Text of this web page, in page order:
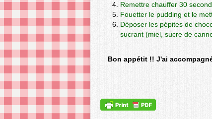
Remettre chauffer 30
Fouetter le pudding et le
Déposer les pépites de
sucrant (miel, sucre de
Bon appétit !! J'ai